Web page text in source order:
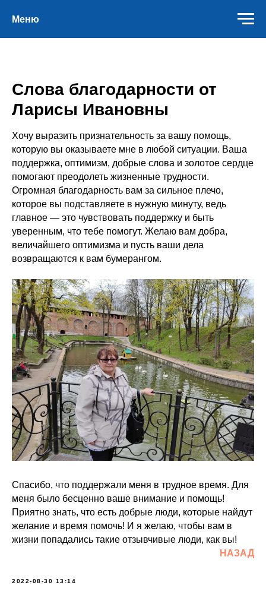
Меню
Слова благодарности от
Ларисы Ивановны
Хочу выразить признательность за вашу помощь,
которую вы оказываете мне в любой ситуации. Ваша
поддержка, оптимизм, добрые слова и золотое сердце
помогают преодолеть жизненные трудности.
Огромная благодарность вам за сильное плечо,
которое вы подставляете в нужную минуту, ведь
главное — это чувствовать поддержку и быть
уверенным, что тебе помогут. Желаю вам добра,
величайшего оптимизма и пусть ваши дела
возвращаются к вам бумерангом.
Спасибо, что поддержали меня в трудное время. Для
меня было бесценно ваше внимание и помощь!
Приятно знать, что есть добрые люди, которые найдут
желание и время помочь! И я желаю, чтобы вам в
жизни попадались такие отзывчивые люди, как вы!
НАЗАД
2022-08-30 13:14